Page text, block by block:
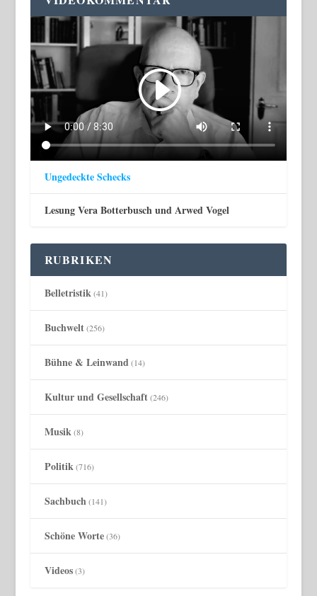
Ungedeckte Schecks
Lesung Vera Botterbusch und Arwed Vogel
RUBRIKEN
Belletristik(41)
Buchwelt(256)
Bühne & Leinwand(14)
Kultur und Gesellschaft(246)
Musik(8)
Politik(716)
Sachbuch(141)
Schöne Worte(36)
Videos(3)